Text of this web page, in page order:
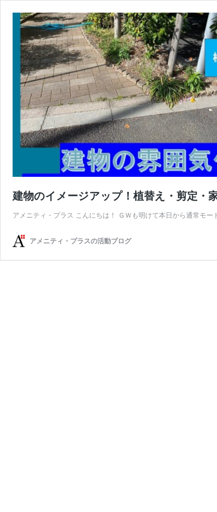
建物のイメージアップ！植替え・剪定・
アメニティ・プラス こんにちは！ ＧＷも明けて本日から通常モ
アメニティ・プラスの活動ブログ